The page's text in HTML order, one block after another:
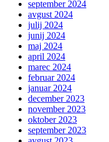
september 2024
avgust 2024
julij 2024
junij 2024
maj 2024
april 2024
marec 2024
februar 2024
januar 2024
december 2023
november 2023
oktober 2023
september 2023